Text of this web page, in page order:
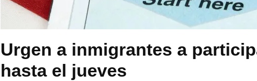
Urgen a inmigrantes a
hasta el jueves